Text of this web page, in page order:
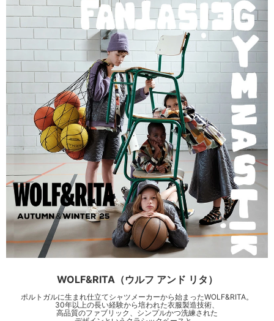
WOLF&RITA（ウルフ アンド リタ）
ポルトガルに生まれ仕立てシャツメーカーから始まったWOLF&RITA。
30年以上の長い経験から培われた衣服製造技術、
高品質のファブリック、シンプルかつ洗練された